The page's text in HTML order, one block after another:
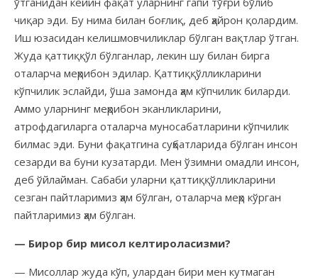
чиқар эди. Бу нима билан боғлиқ, деб ҳайрон қолардим.
Иш юзасидан келишмовчиликлар бўлган вақтлар ўтган.
Жуда қаттиққўл бўлганлар, лекин шу билан бирга
оталарча меҳрибон эдилар. Қаттиққўлликларини
кўпчилик эслайди, ўша замонда ҳам кўпчилик биларди.
Аммо уларнинг меҳрибон эканликларини,
атрофдагиларга оталарча муносабатларини кўпчилик
билмас эди. Буни фақатгина суҳбатларида бўлган инсон
сезарди ва буни кузатарди. Мен ўзимни омадли инсон,
деб ўйлайман. Сабаби уларни қаттиққўлликларини
сезган пайтларимиз ҳам бўлган, оталарча меҳр кўрган
пайтларимиз ҳам бўлган.
— Бирор бир мисол келтироласизми?
— Мисоллар жуда кўп, улардан бири мен кутмаган